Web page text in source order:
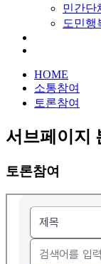
민간단
도민행
HOME
소통참여
토론참여
서브페이지
토론참여